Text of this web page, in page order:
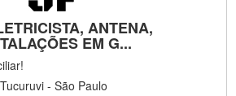
ANTENA,
EM G...
Tucuruvi - São Paulo